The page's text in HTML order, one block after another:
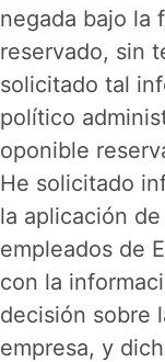
negada bajo la
reservado, sin
solicitado tal
político
oponible
He solicitado
la aplicación
empleados de
con la
decisión sobre
empresa, y